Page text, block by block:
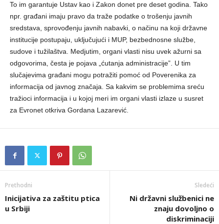
To im garantuje Ustav kao i Zakon donet pre deset godina. Tako
npr. građani imaju pravo da traže podatke o trošenju javnih
sredstava, sprovođenju javnih nabavki, o načinu na koji državne
institucije postupaju, uključujući i MUP, bezbednosne službe,
sudove i tužilaštva. Medjutim, organi vlasti nisu uvek ažurni sa
odgovorima, česta je pojava „ćutanja administracije”. U tim
slučajevima građani mogu potražiti pomoć od Poverenika za
informacija od javnog značaja. Sa kakvim se problemima sreću
tražioci informacija i u kojoj meri im organi vlasti izlaze u susret
za Evronet otkriva Gordana Lazarević.
Prethodni
Inicijativa za zaštitu ptica
u Srbiji
Sledeći
Ni državni službenici ne
znaju dovoljno o
diskriminaciji